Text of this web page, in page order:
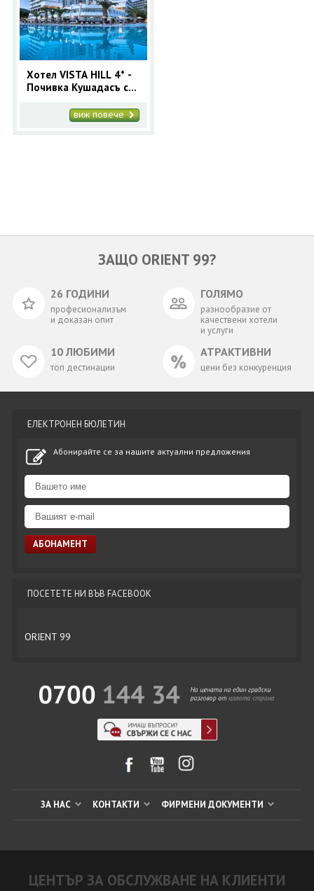
ЗА НАС
ФИРМЕНИ ДОКУМЕНТИ
0700 144 34
Хотел VISTA HILL 4* -
Почивка Кушадасъ с
Лято 2026виж повече
ЗАЩО ORIENT 99?
26 ГОДИНИ
професионализъм
и доказан опит
ГОЛЯМО
разнообразие от
качествени хотели
и услуги
10 ЛЮБИМИ
топ дестинации
АТРАКТИВНИ
цени без конкуренция
ЕЛЕКТРОНЕН БЮЛЕТИН
Абонирайте се за нашите актуални предложения
ПОСЕТЕТЕ НИ ВЪВ FACEBOOK
ORIENT 99
ЗА НАС КОНТАКТИ ФИРМЕНИ ДОКУМЕНТИ
ЦЕНТЪР ЗА ОБСЛУЖВАНЕ НА КЛИЕНТИ